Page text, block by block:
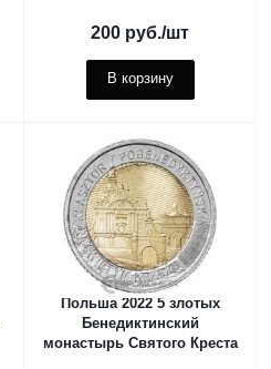
200 руб./шт
В корзину
Польша 2022 5 злотых
Бенедиктинский
монастырь Святого Креста